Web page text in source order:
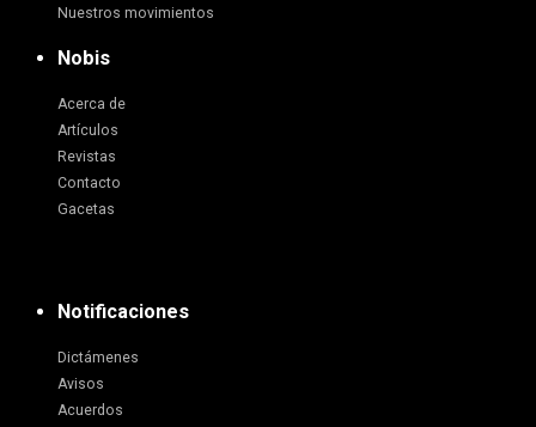
Nuestros movimientos
Nobis
Acerca de
Artículos
Revistas
Contacto
Gacetas
Notificaciones
Dictámenes
Avisos
Acuerdos